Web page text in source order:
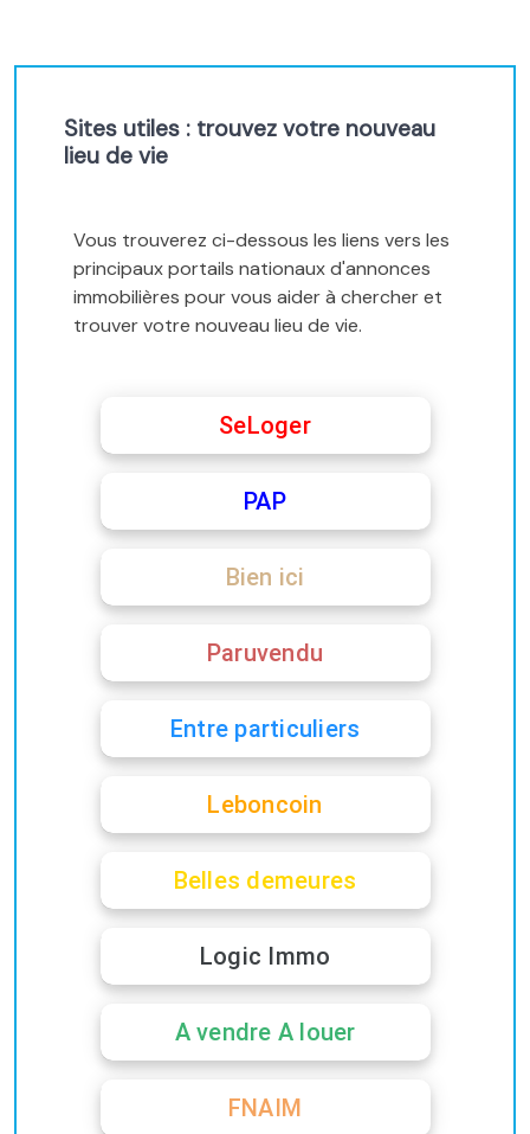
Sites utiles : trouvez votre nouveau
lieu de vie
Vous trouverez ci-dessous les liens vers les
principaux portails nationaux d'annonces
immobilières pour vous aider à chercher et
trouver votre nouveau lieu de vie.
SeLoger
PAP
Bien ici
Paruvendu
Entre particuliers
Leboncoin
Belles demeures
Logic Immo
A vendre A louer
FNAIM